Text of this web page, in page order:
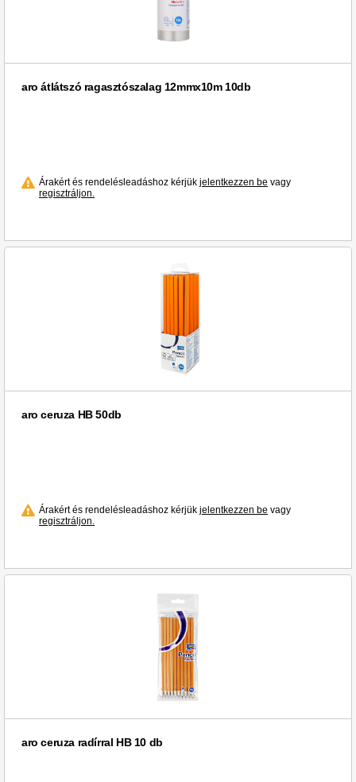
aro átlátszó ragasztószalag 12mmx10m 10db
Árakért és rendelésleadáshoz kérjük jelentkezzen be vagy
regisztráljon.
aro ceruza HB 50db
Árakért és rendelésleadáshoz kérjük jelentkezzen be vagy
regisztráljon.
aro ceruza radírral HB 10 db